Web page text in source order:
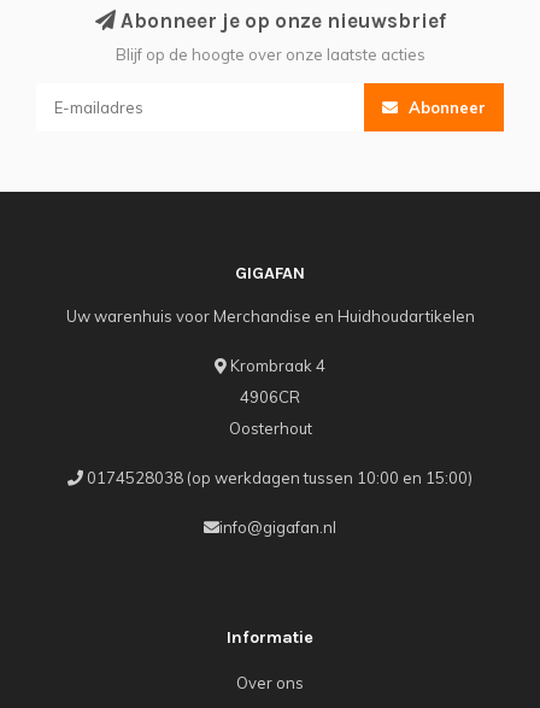
Abonneer je op onze nieuwsbrief
Blijf op de hoogte over onze laatste acties
Abonneer
GIGAFAN
Uw warenhuis voor Merchandise en Huidhoudartikelen
Krombraak 4
4906CR
Oosterhout
0174528038 (op werkdagen tussen 10:00 en 15:00)
info@gigafan.nl
Informatie
Over ons